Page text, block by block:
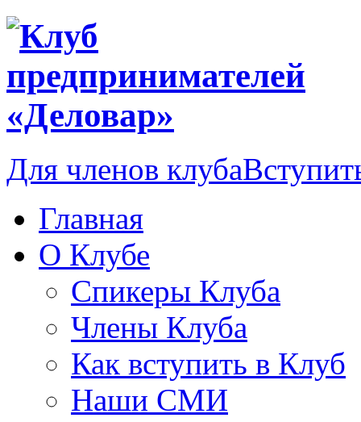
Для членов клуба
Главная
О Клубе
Спикеры Клуба
Члены Клуба
Как вступить в Клуб
Наши СМИ